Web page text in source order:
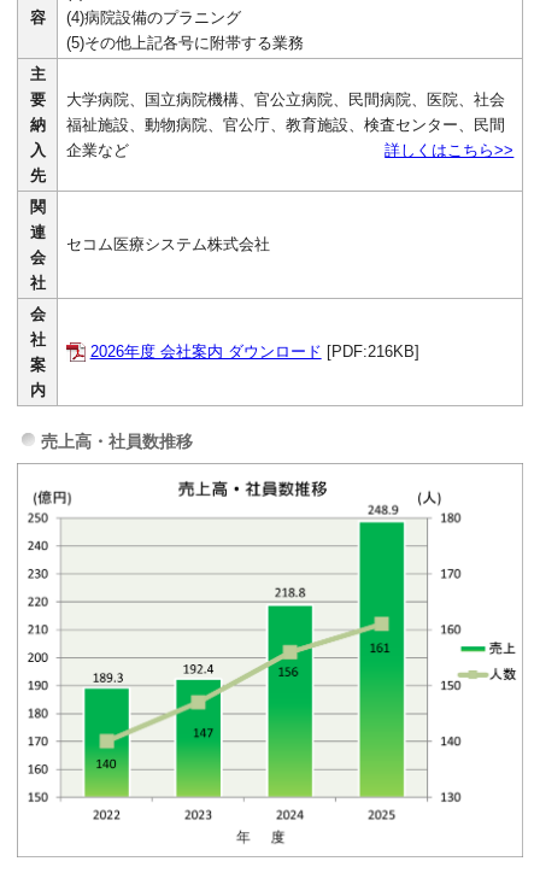
容
(4)病院設備のプラニング
(5)その他上記各号に附帯する業務
主
要
納
入
先
大学病院、国立病院機構、官公立病院、民間病院、医院、社会
福祉施設、動物病院、官公庁、教育施設、検査センター、民間
企業など
詳しくはこちら>>
関
連
会
社
セコム医療システム株式会社
会
社
案
内
2026年度 会社案内 ダウンロード [PDF:216KB]
売上高・社員数推移